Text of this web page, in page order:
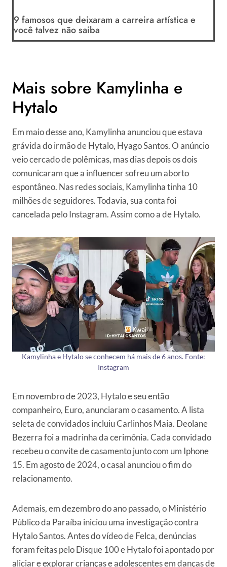
9 famosos que deixaram a carreira artística e
você talvez não saiba
Mais sobre Kamylinha e
Hytalo
Em maio desse ano, Kamylinha anunciou que estava
grávida do irmão de Hytalo, Hyago Santos. O anúncio
veio cercado de polêmicas, mas dias depois os dois
comunicaram que a influencer sofreu um aborto
espontâneo. Nas redes sociais, Kamylinha tinha 10
milhões de seguidores. Todavia, sua conta foi
cancelada pelo Instagram. Assim como a de Hytalo.
Kamylinha e Hytalo se conhecem há mais de 6 anos. Fonte:
Instagram
Em novembro de 2023, Hytalo e seu então
companheiro, Euro, anunciaram o casamento. A lista
seleta de convidados incluiu Carlinhos Maia. Deolane
Bezerra foi a madrinha da cerimônia. Cada convidado
recebeu o convite de casamento junto com um Iphone
15. Em agosto de 2024, o casal anunciou o fim do
relacionamento.
Ademais, em dezembro do ano passado, o Ministério
Público da Paraíba iniciou uma investigação contra
Hytalo Santos. Antes do vídeo de Felca, denúncias
foram feitas pelo Disque 100 e Hytalo foi apontado por
aliciar e explorar crianças e adolescentes em danças de